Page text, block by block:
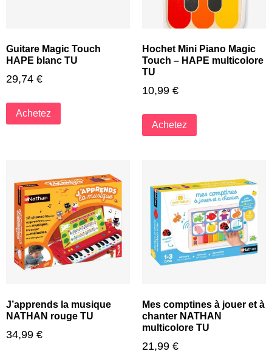
Guitare Magic Touch
HAPE blanc TU
29,74 €
Achetez
Hochet Mini Piano Magic
Touch – HAPE multicolore
TU
10,99 €
Achetez
J’apprends la musique
NATHAN rouge TU
34,99 €
Mes comptines à jouer et à
chanter NATHAN
multicolore TU
21,99 €